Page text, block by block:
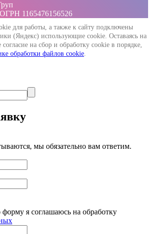
1165476156526
для работы, а также к сайту подключены
(Яндекс) использующие cookie. Оставаясь на
согласие на сбор и обработку cookie в порядке,
обработки файлов cookie.
мы обязательно вам ответим.
я соглашаюсь на обработку